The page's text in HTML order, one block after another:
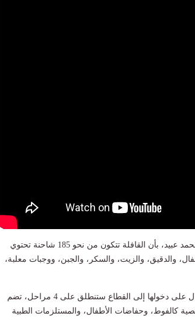
أفاد موفد "القاهرة الإخبارية" من معبر رفح، محمد عبيد، بأن القافلة تتكون من نحو 185 شاحنة تحتوي
والدقيق، والزيت، والسكر، والجبن، ووجبات معلبة،
وأضاف "عبيد"، أنَّ الشاحنات التي وافق الاحتلال على دخولها إلى القطاع ستنطلق على 4 مراحل، تضم
كالفوط، وحفاضات الأطفال، والمستلزمات الطبية